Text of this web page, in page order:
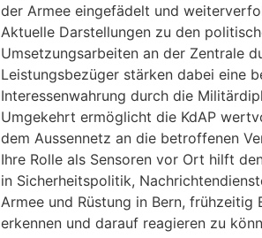
der Armee eingefädelt und
Aktuelle Darstellungen zu den
Umsetzungsarbeiten an der Zentrale
Leistungsbezüger stärken dabei eine
Interessenwahrung durch die
Umgekehrt ermöglicht die KdAP
dem Aussennetz an die betroffenen
Ihre Rolle als Sensoren vor Ort hilft
in Sicherheitspolitik,
Armee und Rüstung in Bern, frühzeitig
erkennen und darauf reagieren zu